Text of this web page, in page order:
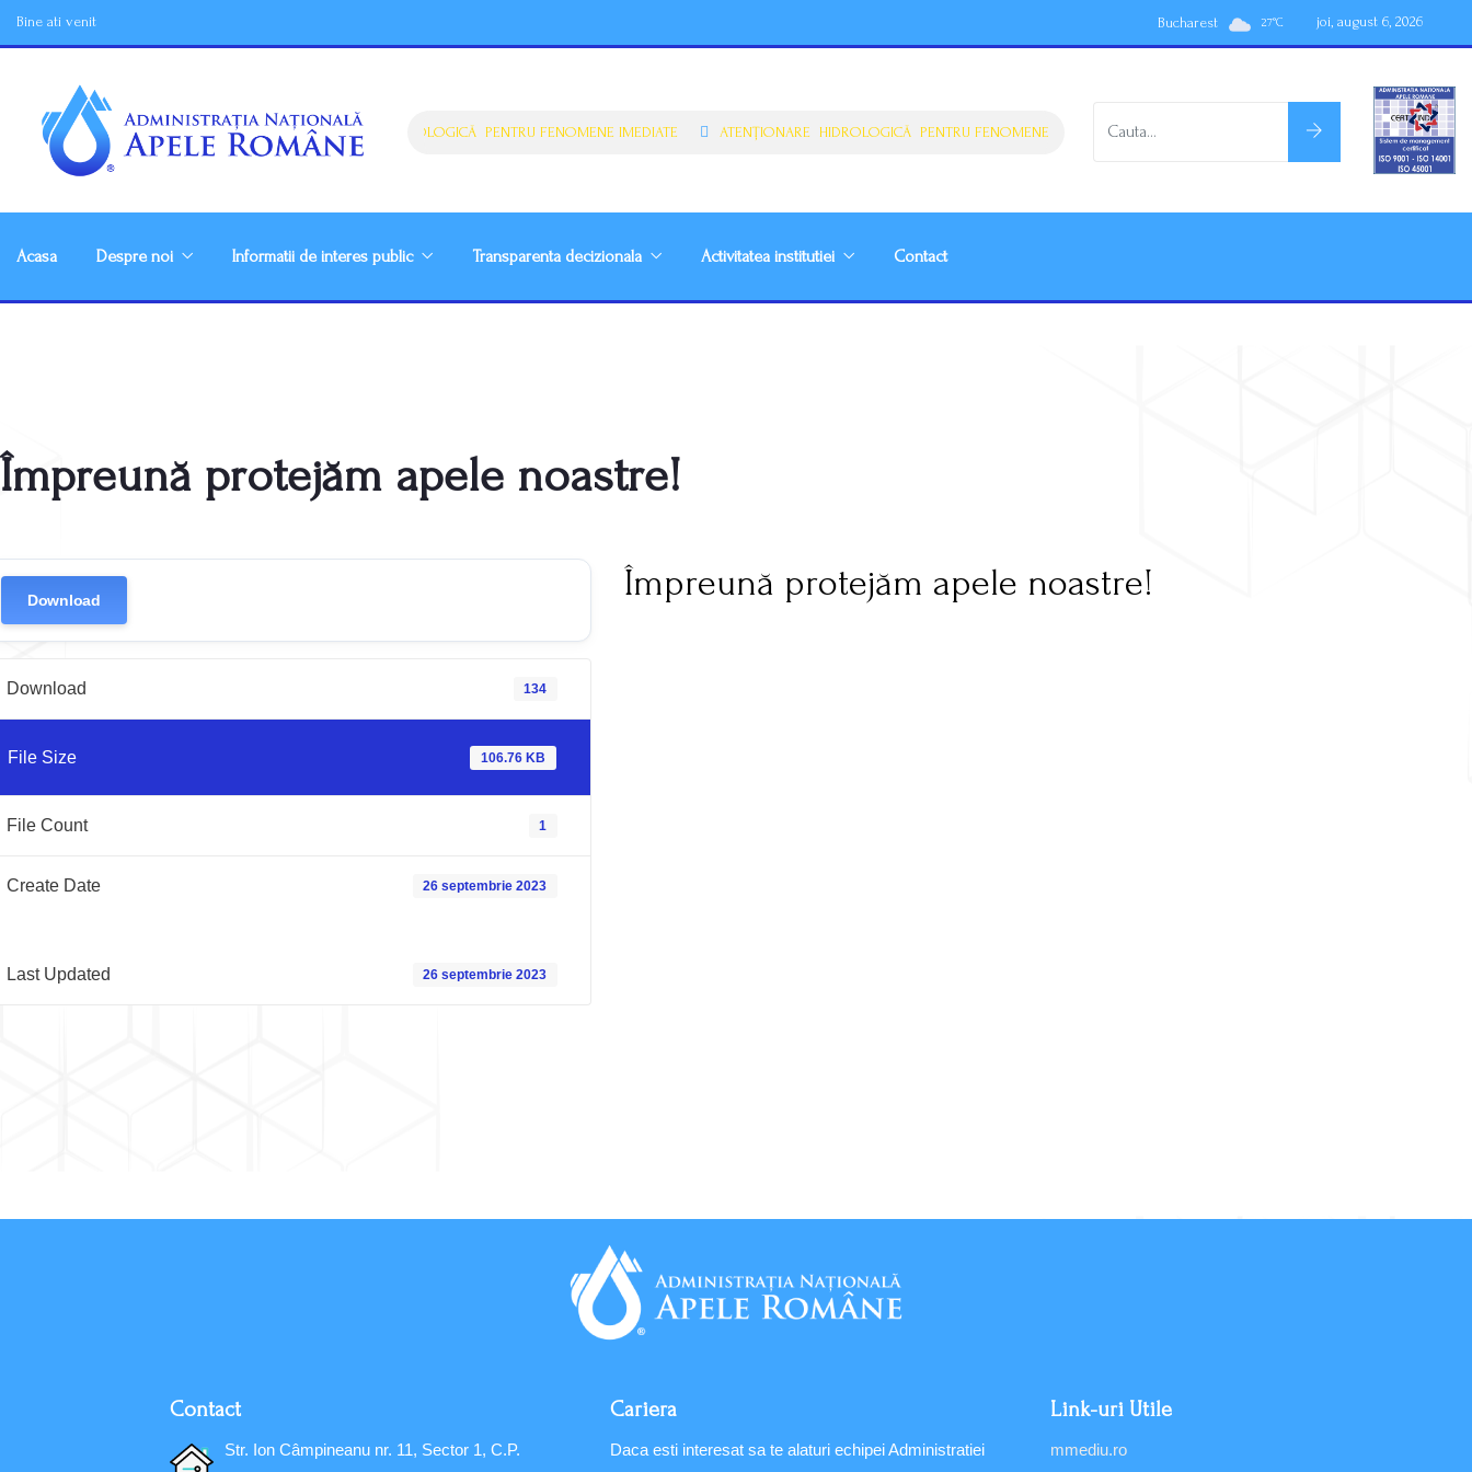
Bine ati venit Bucharest 27°C joi, august 6, 2026
ATENŢIONARE HIDROLOGICĂ PENTRU FENOMENE IMEDIATE ATENŢIONARE HIDROLOGICĂ PENTRU FENOMENE IMEDIATE ATENŢIONARE HIDROLOGICĂ PENTRU
Acasa Despre noi Informatii de interes public Transparenta decizionala Activitatea institutiei Contact
Împreună protejăm apele noastre!
Download
Download 134
File Size 106.76 KB
File Count 1
Create Date 26 septembrie 2023
Last Updated 26 septembrie 2023
Împreună protejăm apele noastre!
Contact
Str. Ion Câmpineanu nr. 11, Sector 1, C.P.
Cariera
Daca esti interesat sa te alaturi echipei Administratiei
Link-uri Utile
mmediu.ro